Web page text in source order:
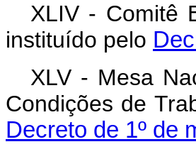
XLIV - Comitê
instituído pelo
XLV - Mesa
Condições de
Decreto de 1º de